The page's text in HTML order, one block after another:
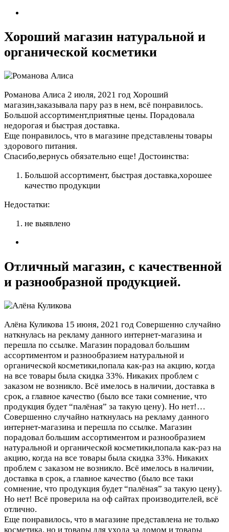
Хороший магазин натуральной и
органической косметики
Романова Алиса 2 июля, 2021 год Хороший
магазин,заказывала пару раз в нем, всё понравилось.
Большой ассортимент,приятные цены. Порадовала
недорогая и быстрая доставка.
Еще понравилось, что в магазине представлены товары
здорового питания.
Спасибо,вернусь обязательно еще! Достоинства:
Большой ассортимент, быстрая доставка,хорошее
качество продукции
Недостатки:
не выявлено
Отличный магазин, с качественной
и разнообразной продукцией.
Алёна Куликова 15 июня, 2021 год Совершенно случайно
наткнулась на рекламу данного интернет-магазина и
перешла по ссылке. Магазин порадовал большим
ассортиментом и разнообразием натуральной и
органической косметики,попала как-раз на акцию, когда
на все товары была скидка 33%. Никаких проблем с
заказом не возникло. Всё имелось в наличии, доставка в
срок, а главное качество (было все таки сомнение, что
продукция будет “палёная” за такую цену). Но нет!…
Совершенно случайно наткнулась на рекламу данного
интернет-магазина и перешла по ссылке. Магазин
порадовал большим ассортиментом и разнообразием
натуральной и органической косметики,попала как-раз на
акцию, когда на все товары была скидка 33%. Никаких
проблем с заказом не возникло. Всё имелось в наличии,
доставка в срок, а главное качество (было все таки
сомнение, что продукция будет “палёная” за такую цену).
Но нет! Всё проверила на оф сайтах производителей, всё
отлично.
Еще понравилось, что в магазине представлена не только
косметика, но и товары для ухода за домом и товары